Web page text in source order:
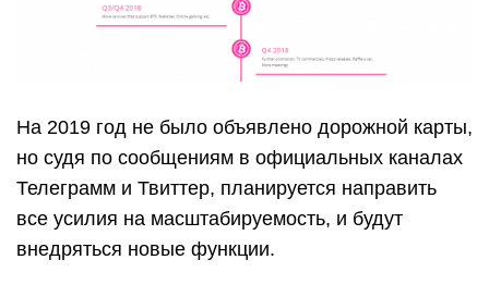
На 2019 год не было объявлено дорожной карты,
но судя по сообщениям в официальных каналах
Телеграмм и Твиттер, планируется направить
все усилия на масштабируемость, и будут
внедряться новые функции.